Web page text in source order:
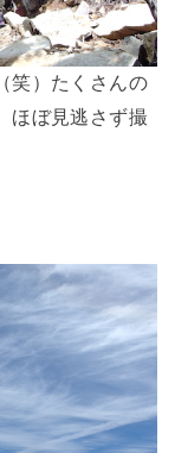
笑）たくさんの
ほぼ見逃さず撮